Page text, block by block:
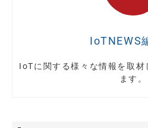
IoTNEWS
IoTに関する様々な情報を取材
ます。